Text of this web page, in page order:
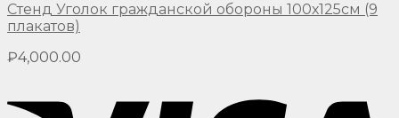
Стенд Уголок гражданской обороны 100х125см (9
плакатов)
₽4,000.00